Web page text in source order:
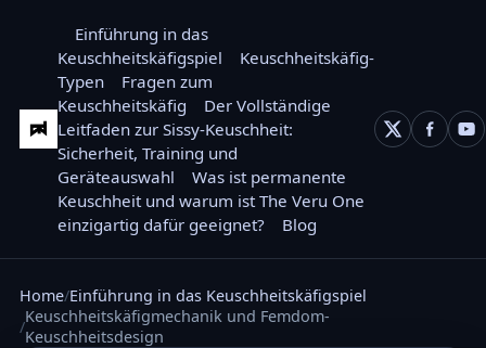
Einführung in das
Keuschheitskäfigspiel
Keuschheitskäfig-
Typen
Fragen zum
Keuschheitskäfig
Der Vollständige
Leitfaden zur Sissy-Keuschheit:
Sicherheit, Training und
Geräteauswahl
Was ist permanente
Keuschheit und warum ist The Veru One
einzigartig dafür geeignet?
Blog
Home Einführung in das Keuschheitskäfigspiel
Keuschheitskäfigmechanik und Femdom-
Keuschheitsdesign